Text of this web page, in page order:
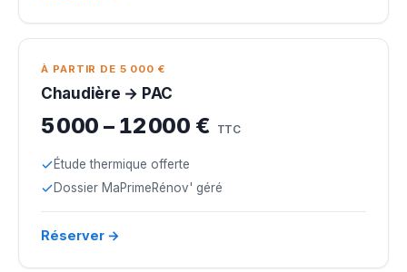
À PARTIR DE 5 000 €
Chaudière → PAC
5 000 – 12 000 € TTC
Étude thermique offerte
Dossier MaPrimeRénov' géré
Réserver →